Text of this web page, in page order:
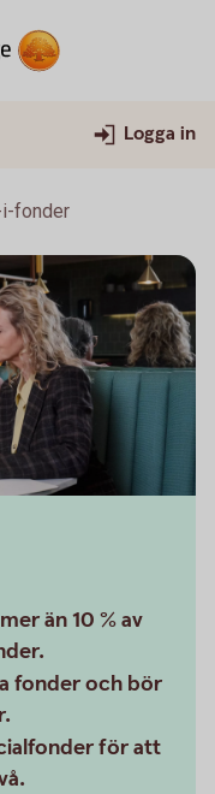
Logga in
fonder
än 10 % av
fonder och bör
för att